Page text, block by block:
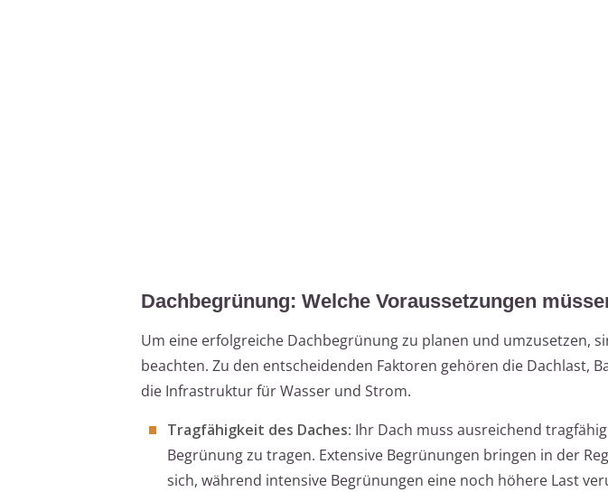
Dachbegrünung: Welche Voraussetzungen
Um eine erfolgreiche Dachbegrünung zu planen und umzusetzen,
beachten. Zu den entscheidenden Faktoren gehören die Dachlast,
die Infrastruktur für Wasser und Strom.
Tragfähigkeit des Daches: Ihr Dach muss ausreichend
Begrünung zu tragen. Extensive Begrünungen bringen in der
sich, während intensive Begrünungen eine noch höhere Last